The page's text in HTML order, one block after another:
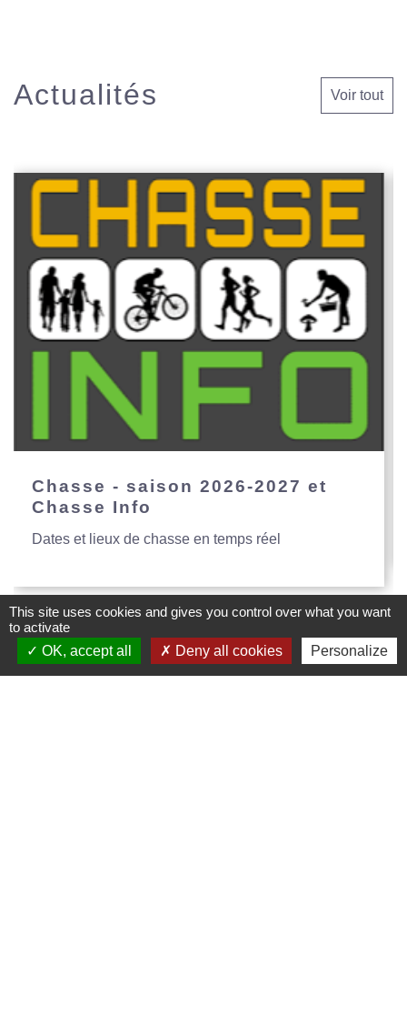
Actualités Voir tout
Chasse - saison 2026-2027 et
Chasse Info
Dates et lieux de chasse en temps réel
This site uses cookies and gives you control over what you want
to activate
OK, accept all
Deny all cookies Personalize